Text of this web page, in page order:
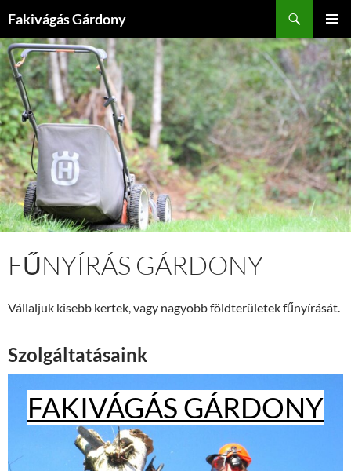
tartalomba
Fakivágás Gárdony
MENÜ
FŰNYÍRÁS GÁRDONY
Vállaljuk kisebb kertek, vagy nagyobb földterületek fűnyírását.
Szolgáltatásaink
FAKIVÁGÁS GÁRDONY